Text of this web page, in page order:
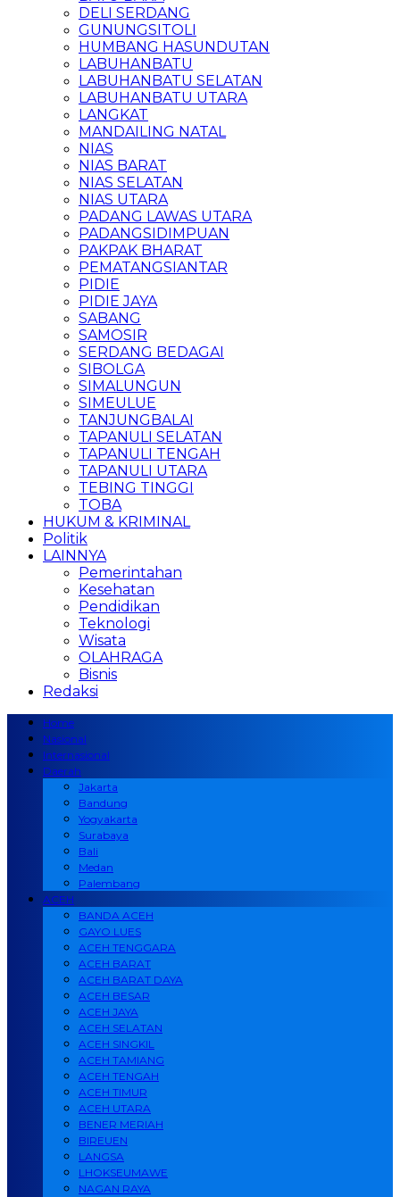
DELI SERDANG
GUNUNGSITOLI
HUMBANG HASUNDUTAN
LABUHANBATU
LABUHANBATU SELATAN
LABUHANBATU UTARA
LANGKAT
MANDAILING NATAL
NIAS
NIAS BARAT
NIAS SELATAN
NIAS UTARA
PADANG LAWAS UTARA
PADANGSIDIMPUAN
PAKPAK BHARAT
PEMATANGSIANTAR
PIDIE
PIDIE JAYA
SABANG
SAMOSIR
SERDANG BEDAGAI
SIBOLGA
SIMALUNGUN
SIMEULUE
TANJUNGBALAI
TAPANULI SELATAN
TAPANULI TENGAH
TAPANULI UTARA
TEBING TINGGI
TOBA
HUKUM & KRIMINAL
Politik
LAINNYA
Pemerintahan
Kesehatan
Pendidikan
Teknologi
Wisata
OLAHRAGA
Bisnis
Redaksi
Home
Nasional
Internasional
Daerah
Jakarta
Bandung
Yogyakarta
Surabaya
Bali
Medan
Palembang
ACEH
BANDA ACEH
GAYO LUES
ACEH TENGGARA
ACEH BARAT
ACEH BARAT DAYA
ACEH BESAR
ACEH JAYA
ACEH SELATAN
ACEH SINGKIL
ACEH TAMIANG
ACEH TENGAH
ACEH TIMUR
ACEH UTARA
BENER MERIAH
BIREUEN
LANGSA
LHOKSEUMAWE
NAGAN RAYA